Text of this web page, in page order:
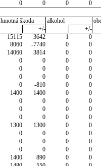
0 0 0 0
hmotná škoda alkohol
+/- +/-
15115 3642 1 0
8060 -7740 0 0
14060 3814 0 0
0 0 0 0
0 0 0 0
0 0 0 0
0 -810 0 0
1400 1400 0 0
0 0 0 0
0 0 0 0
0 0 0 0
1300 1300 0 0
0 0 0 0
0 0 0 0
0 0 0 0
1400 890 0 0